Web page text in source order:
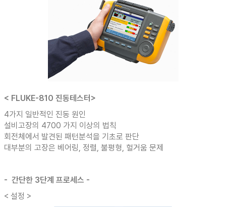
< FLUKE-810 진동테스터>
4가지 일반적인 진동 원인
설비고장의 4700 가지 이상의 법칙
회전체에서 발견된 패턴분석을 기초로 판단
대부분의 고장은 베어링, 정렬, 불평형, 헐거움 문제
- 간단한 3단계 프로세스 -
< 설정 >